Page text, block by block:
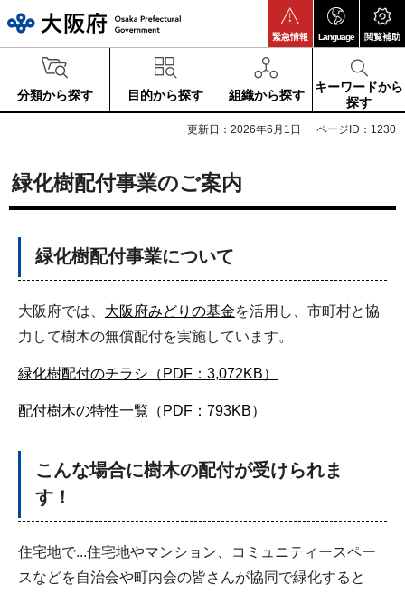
緊急情報 Language 閲覧補助
分類から探す 目的から探す 組織から探す
キーワードから
探す
更新日：2026年6月1日 ページID：1230
緑化樹配付事業のご案内
緑化樹配付事業について
大阪府では、 大阪府みどりの基金を活用し、市町村と協
力して樹木の無償配付を実施しています。
緑化樹配付のチラシ（PDF：3,072KB）
配付樹木の特性一覧（PDF：793KB）
こんな場合に樹木の配付が受けられま
す！
住宅地で...住宅地やマンション、コミュニティースペー
スなどを自治会や町内会の皆さんが協同で緑化すると